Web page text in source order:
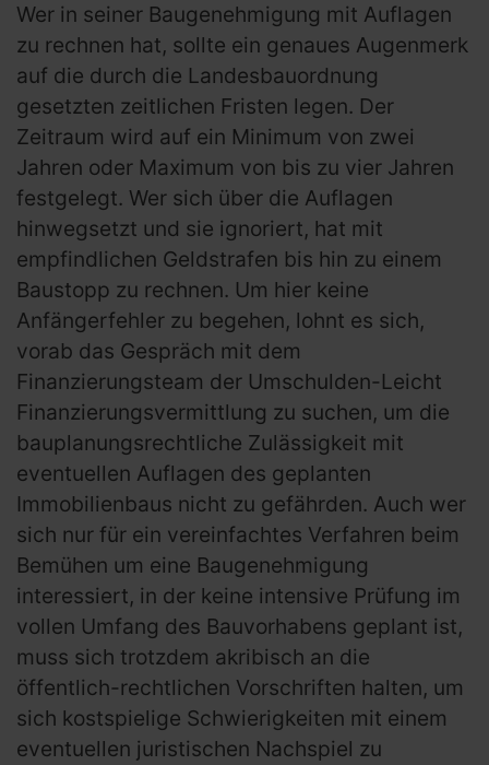
Wer in seiner Baugenehmigung mit Auflagen
zu rechnen hat, sollte ein genaues Augenmerk
auf die durch die Landesbauordnung
gesetzten zeitlichen Fristen legen. Der
Zeitraum wird auf ein Minimum von zwei
Jahren oder Maximum von bis zu vier Jahren
festgelegt. Wer sich über die Auflagen
hinwegsetzt und sie ignoriert, hat mit
empfindlichen Geldstrafen bis hin zu einem
Baustopp zu rechnen. Um hier keine
Anfängerfehler zu begehen, lohnt es sich,
vorab das Gespräch mit dem
Finanzierungsteam der Umschulden-Leicht
Finanzierungsvermittlung zu suchen, um die
bauplanungsrechtliche Zulässigkeit mit
eventuellen Auflagen des geplanten
Immobilienbaus nicht zu gefährden. Auch wer
sich nur für ein vereinfachtes Verfahren beim
Bemühen um eine Baugenehmigung
interessiert, in der keine intensive Prüfung im
vollen Umfang des Bauvorhabens geplant ist,
muss sich trotzdem akribisch an die
öffentlich-rechtlichen Vorschriften halten, um
sich kostspielige Schwierigkeiten mit einem
eventuellen juristischen Nachspiel zu